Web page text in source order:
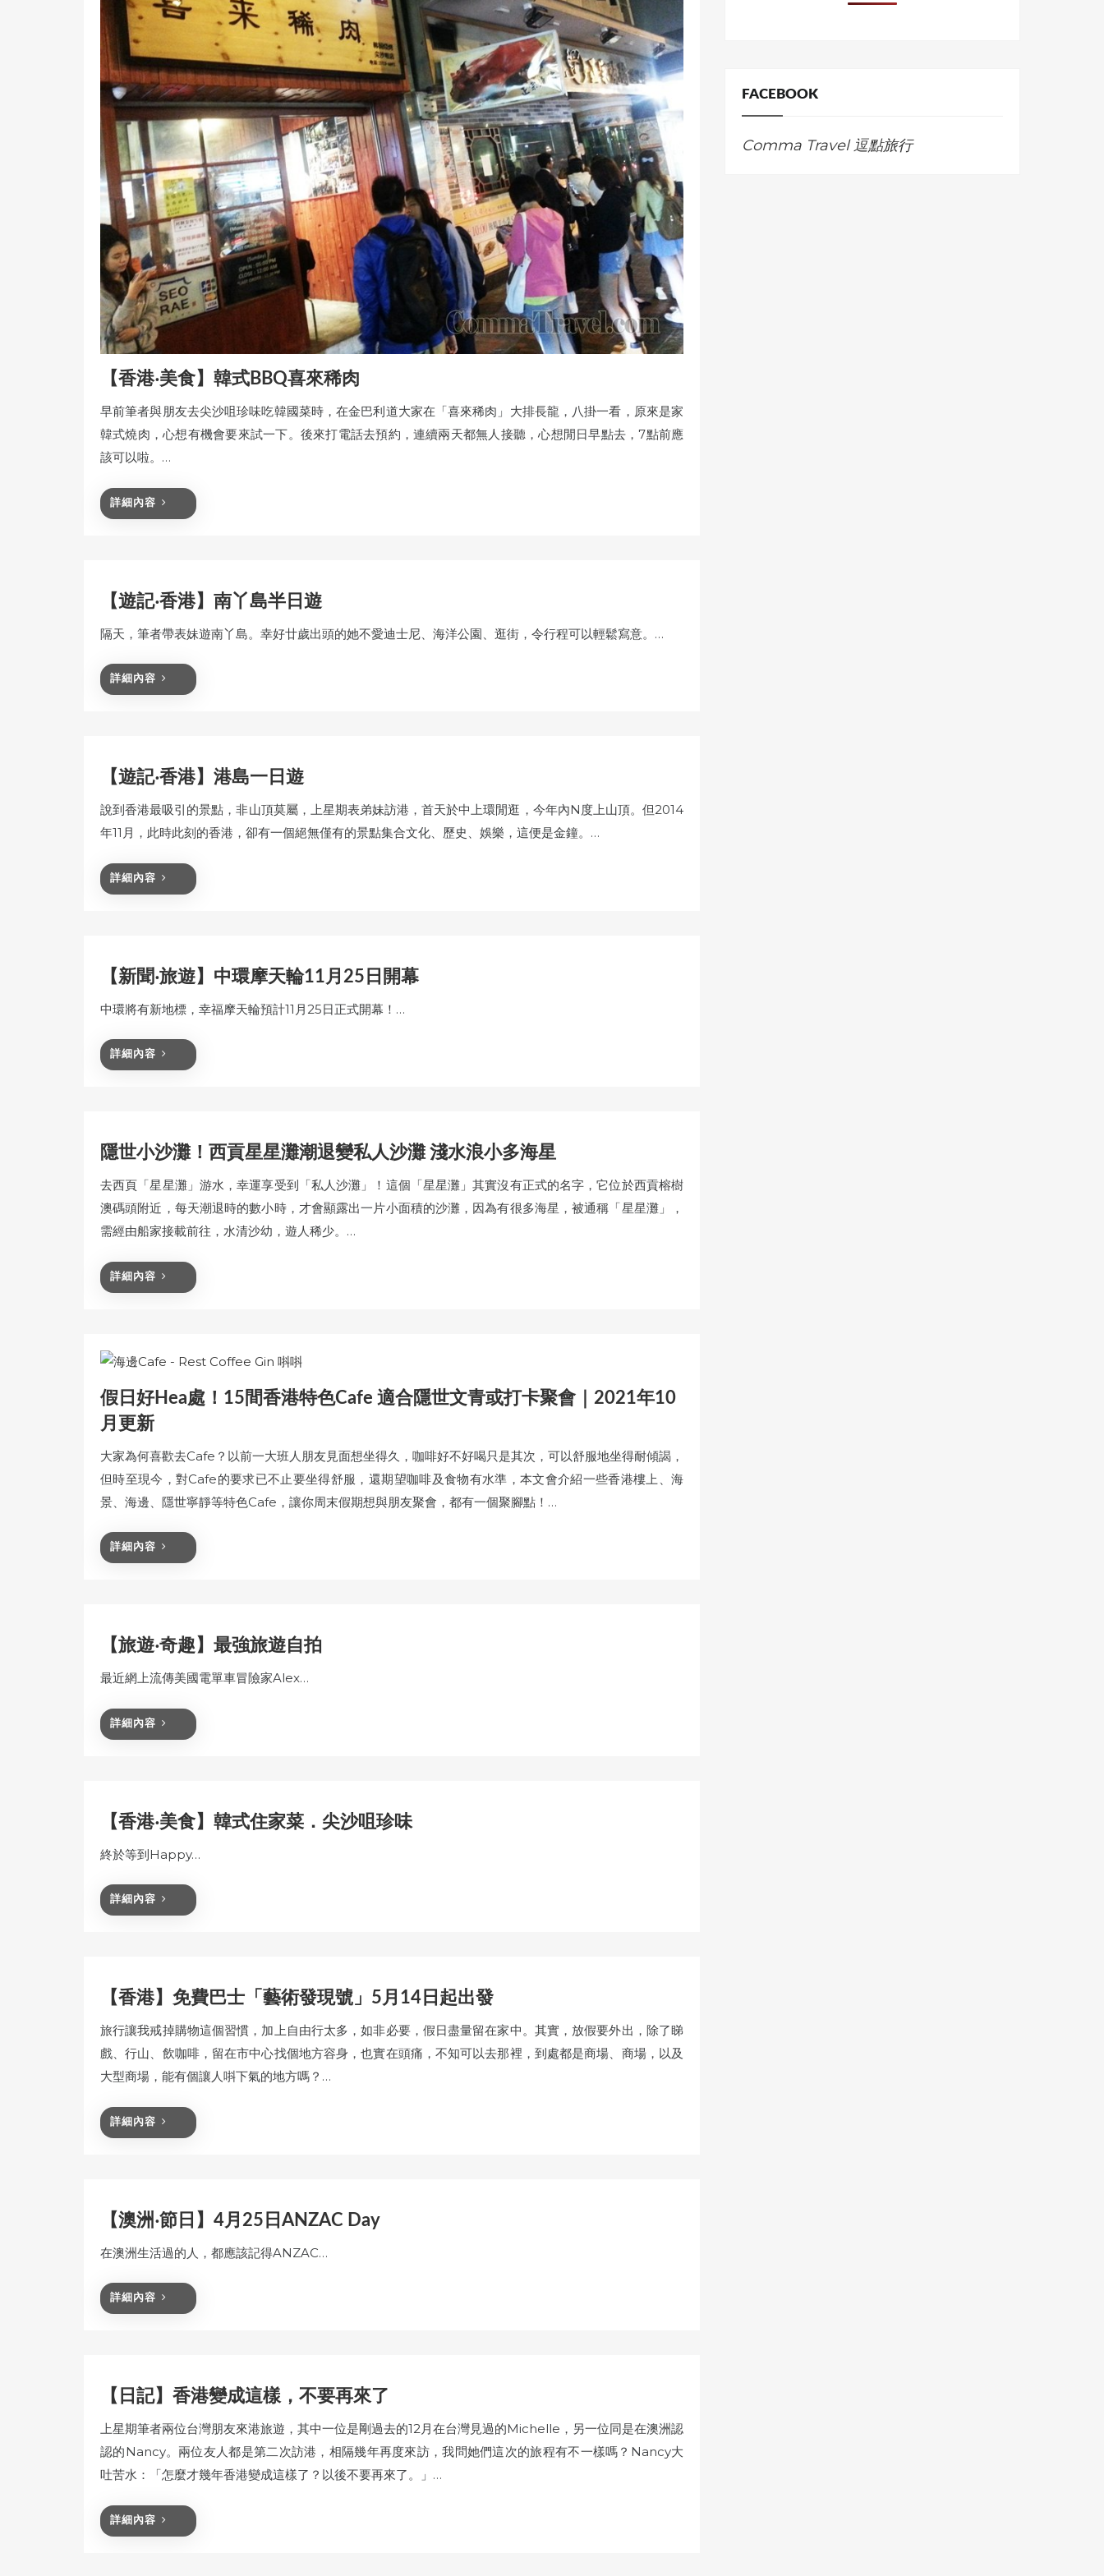
【香港‧美食】韓式BBQ喜來稀肉
早前筆者與朋友去尖沙咀珍味吃韓國菜時，在金巴利道大家在「喜來稀肉」大排長龍，八掛一看，原來是家
韓式燒肉，心想有機會要來試一下。後來打電話去預約，連續兩天都無人接聽，心想閒日早點去，7點前應
該可以啦。…
詳細內容
【遊記‧香港】南丫島半日遊
隔天，筆者帶表妹遊南丫島。幸好廿歲出頭的她不愛迪士尼、海洋公園、逛街，令行程可以輕鬆寫意。…
詳細內容
【遊記‧香港】港島一日遊
說到香港最吸引的景點，非山頂莫屬，上星期表弟妹訪港，首天於中上環閒逛，今年內N度上山頂。但2014
年11月，此時此刻的香港，卻有一個絕無僅有的景點集合文化、歷史、娛樂，這便是金鐘。…
詳細內容
【新聞‧旅遊】中環摩天輪11月25日開幕
中環將有新地標，幸福摩天輪預計11月25日正式開幕！…
詳細內容
隱世小沙灘！西貢星星灘潮退變私人沙灘 淺水浪小多海星
去西頁「星星灘」游水，幸運享受到「私人沙灘」！這個「星星灘」其實沒有正式的名字，它位於西貢榕樹
澳碼頭附近，每天潮退時的數小時，才會顯露出一片小面積的沙灘，因為有很多海星，被通稱「星星灘」，
需經由船家接載前往，水清沙幼，遊人稀少。…
詳細內容
假日好Hea處！15間香港特色Cafe 適合隱世文青或打卡聚會｜2021年10
月更新
大家為何喜歡去Cafe？以前一大班人朋友見面想坐得久，咖啡好不好喝只是其次，可以舒服地坐得耐傾謁，
但時至現今，對Cafe的要求已不止要坐得舒服，還期望咖啡及食物有水準，本文會介紹一些香港樓上、海
景、海邊、隱世寧靜等特色Cafe，讓你周末假期想與朋友聚會，都有一個聚腳點！…
詳細內容
【旅遊‧奇趣】最強旅遊自拍
最近網上流傳美國電單車冒險家Alex…
詳細內容
【香港‧美食】韓式住家菜．尖沙咀珍味
終於等到Happy…
詳細內容
【香港】免費巴士「藝術發現號」5月14日起出發
旅行讓我戒掉購物這個習慣，加上自由行太多，如非必要，假日盡量留在家中。其實，放假要外出，除了睇
戲、行山、飲咖啡，留在市中心找個地方容身，也實在頭痛，不知可以去那裡，到處都是商場、商場，以及
大型商場，能有個讓人唞下氣的地方嗎？…
詳細內容
【澳洲‧節日】4月25日ANZAC Day
在澳洲生活過的人，都應該記得ANZAC…
詳細內容
【日記】香港變成這樣，不要再來了
上星期筆者兩位台灣朋友來港旅遊，其中一位是剛過去的12月在台灣見過的Michelle，另一位同是在澳洲認
認的Nancy。兩位友人都是第二次訪港，相隔幾年再度來訪，我問她們這次的旅程有不一樣嗎？Nancy大
吐苦水：「怎麼才幾年香港變成這樣了？以後不要再來了。」…
詳細內容
FACEBOOK
Comma Travel 逗點旅行